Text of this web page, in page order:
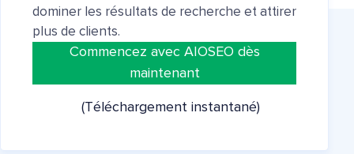
dominer les résultats de recherche et attirer
plus de clients.
Commencez avec AIOSEO dès
maintenant
(Téléchargement instantané)